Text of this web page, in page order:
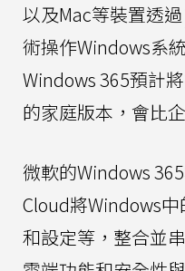
以及Mac等裝置透過
術操作Windows系
Windows 365預計
的家庭版本，會比
微軟的Windows
Cloud將Windows
和設定等，整合並